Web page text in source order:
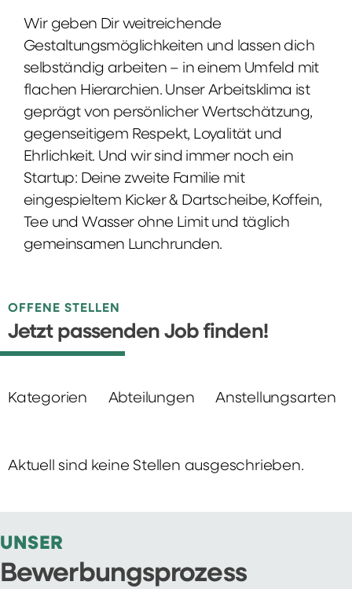
Wir geben Dir weitreichende
Gestaltungsmöglichkeiten und lassen dich
selbständig arbeiten – in einem Umfeld mit
flachen Hierarchien. Unser Arbeitsklima ist
geprägt von persönlicher Wertschätzung,
gegenseitigem Respekt, Loyalität und
Ehrlichkeit. Und wir sind immer noch ein
Startup: Deine zweite Familie mit
eingespieltem Kicker & Dartscheibe, Koffein,
Tee und Wasser ohne Limit und täglich
gemeinsamen Lunchrunden.
OFFENE STELLEN
Jetzt passenden Job finden!
Kategorien Abteilungen Anstellungsarten
Aktuell sind keine Stellen ausgeschrieben.
UNSER
Bewerbungsprozess